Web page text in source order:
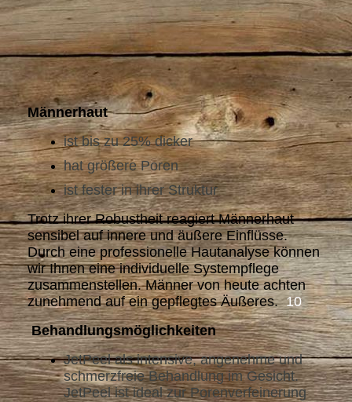
Männerhaut
ist bis zu 25% dicker
hat größere Poren
ist fester in ihrer Struktur
Trotz ihrer Robustheit reagiert Männerhaut
sensibel auf innere und äußere Einflüsse.
Durch eine professionelle Hautanalyse können
wir Ihnen eine individuelle Systempflege
zusammenstellen. Männer von heute achten
zunehmend auf ein gepflegtes Äußeres. 10
Behandlungsmöglichkeiten
JetPeel als intensive, angenehme und
schmerzfreie Behandlung im Gesicht.
JetPeel ist ideal zur Porenverfeinerung